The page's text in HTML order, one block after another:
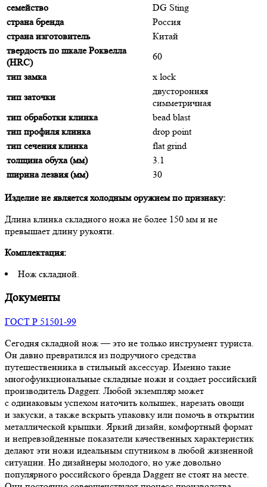
семейство
DG Sting
страна бренда
Россия
страна изготовитель
Китай
твердость по шкале Роквелла
(HRC)
60
тип замка
x lock
тип заточки
двусторонняя
симметричная
тип обработки клинка
bead blast
тип профиля клинка
drop point
тип сечения клинка
flat grind
толщина обуха (мм)
3.1
ширина лезвия (мм)
30
Изделие не является холодным оружием по признаку:
Длина клинка складного ножа не более 150 мм и не
превышает длину рукояти.
Комплектация:
Нож складной.
Документы
ГОСТ Р 51501-99
Сегодня складной нож — это не только инструмент туриста.
Он давно превратился из подручного средства
путешественника в стильный аксессуар. Именно такие
многофункциональные складные ножи и создает российский
производитель Daggerr. Любой экземпляр может
с одинаковым успехом наточить колышек, нарезать овощи
и закуски, а также вскрыть упаковку или помочь в открытии
металлической крышки. Яркий дизайн, комфортный формат
и непревзойденные показатели качественных характеристик
делают эти ножи идеальным спутником в любой жизненной
ситуации. Но дизайнеры молодого, но уже довольно
популярного российского бренда Daggerr не стоят на месте.